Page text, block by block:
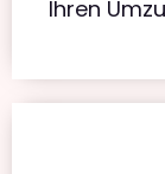
Ihren